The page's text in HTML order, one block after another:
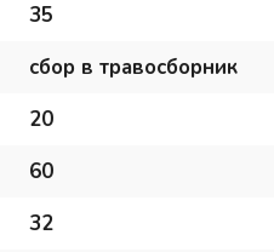
35
сбор в травосборник
20
60
32